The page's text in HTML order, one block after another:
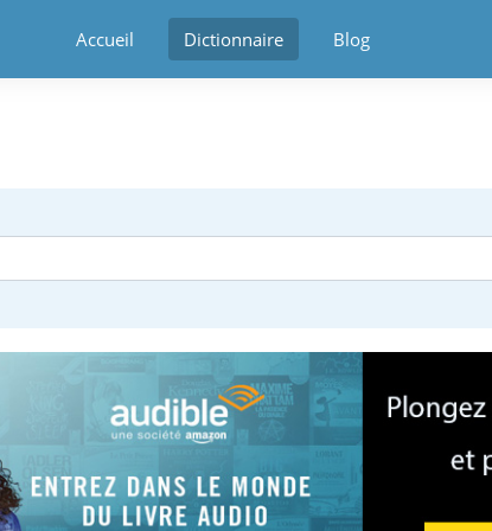
Accueil Dictionnaire Blog